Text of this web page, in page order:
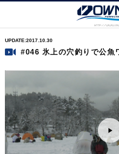
2017.10.30
#046 氷上の穴釣りで公魚